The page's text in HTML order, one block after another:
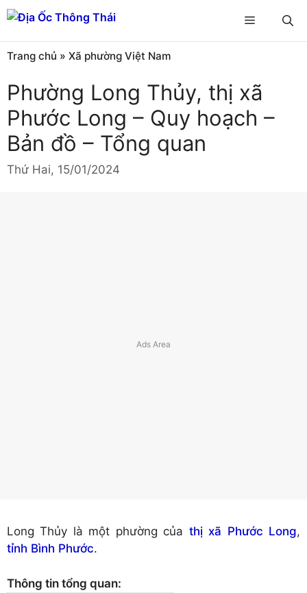
Chuyển
đến
nội
dung
Menu
Trang chủ » Xã phường Việt Nam
Phường Long Thủy, thị xã
Phước Long – Quy hoạch –
Bản đồ – Tổng quan
Thứ Hai, 15/01/2024
Long Thủy là một phường của thị xã Phước Long,
tỉnh Bình Phước.
Thông tin tổng quan: